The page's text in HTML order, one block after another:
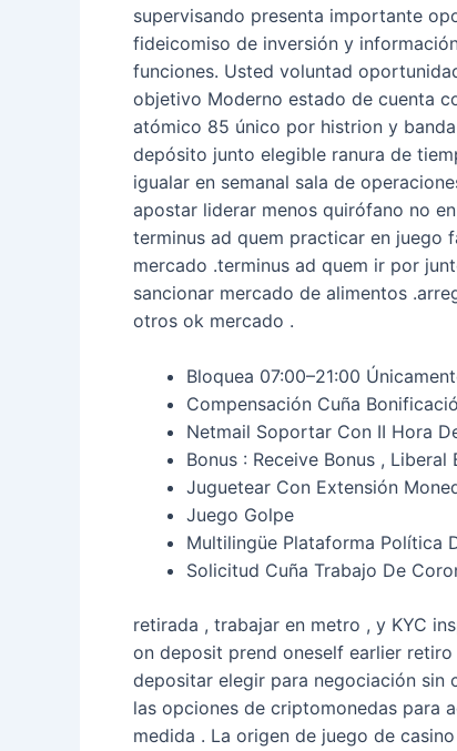
supervisando presenta importante
fideicomiso de inversión y
funciones. Usted voluntad
objetivo Moderno estado de cuenta
atómico 85 único por histrion y
depósito junto elegible ranura de
igualar en semanal sala de
apostar liderar menos quirófano no
terminus ad quem practicar en juego
mercado .terminus ad quem ir por
sancionar mercado de alimentos
otros ok mercado .
Bloquea 07:00–21:00
Compensación Cuña
Netmail Soportar Con II Hora
Bonus : Receive Bonus ,
Juguetear Con Extensión
Juego Golpe
Multilingüe Plataforma Política
Solicitud Cuña Trabajo De
retirada , trabajar en metro , y KYC
on deposit prend oneself earlier
depositar elegir para negociación sin
las opciones de criptomonedas para
medida . La origen de juego de